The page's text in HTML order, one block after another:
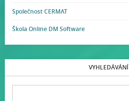
Společnost CERMAT
Škola Online DM Software
VYHLEDÁVÁNÍ